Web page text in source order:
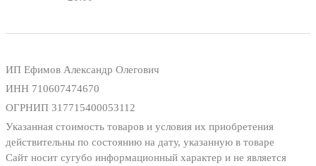
ИП Ефимов Александр Олегович
ИНН 710607474670
ОГРНИП 317715400053112
Указанная стоимость товаров и условия их приобретения
действительны по состоянию на дату, указанную в товаре
Сайт носит сугубо информационный характер и не является